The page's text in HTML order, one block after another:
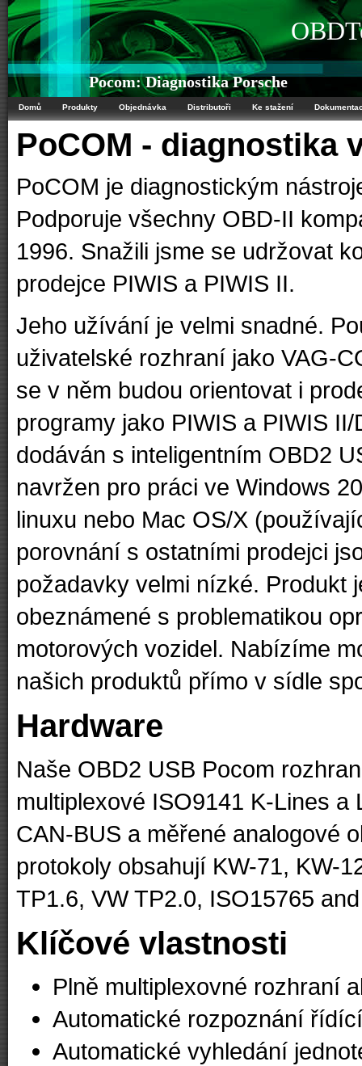
Pocom: Diagnostika Porsche
Domů Produkty Objednávka Distributoři Ke stažení
PoCOM - diagnostika
PoCOM je diagnostickým
Podporuje všechny OBD-II
1996. Snažili jsme se udržovat
prodejce PIWIS a PIWIS II.
Jeho užívání je velmi snadné.
uživatelské rozhraní jako VAG-
se v něm budou orientovat i
programy jako PIWIS a PIWIS
dodáván s inteligentním OBD2
navržen pro práci ve Windows
linuxu nebo Mac OS/X
porovnání s ostatními prodejci
požadavky velmi nízké. Produkt
obeznámené s problematikou
motorových vozidel. Nabízíme
našich produktů přímo v sídle
Hardware
Naše OBD2 USB Pocom
multiplexové ISO9141 K-Lines
CAN-BUS a měřené analogové
protokoly obsahují KW-71, KW-
TP1.6, VW TP2.0, ISO15765
Klíčové vlastnosti
Plně multiplexovné rozhraní
Automatické rozpoznání
Automatické vyhledání